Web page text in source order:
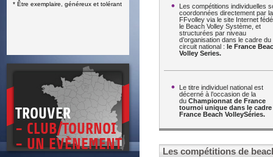
* Être exemplaire, généreux et tolérant
TROUVER
- CLUB/TOURNOI
- UN EVÈNEMENT
Les compétitions individuelles
coordonnées directement par la
FFvolley via le site Internet
le Beach Volley Système, et
structurées par niveau
d’organisation dans le cadre du
circuit national : le France
Volley Series.
Le titre individuel national est
décerné à l’occasion de la
du Championnat de France
tournoi unique dans le
France Beach VolleySéries.
Les compétitions de